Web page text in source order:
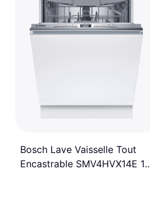
Bosch Lave Vaisselle Tout
Encastrable SMV4HVX14E 14